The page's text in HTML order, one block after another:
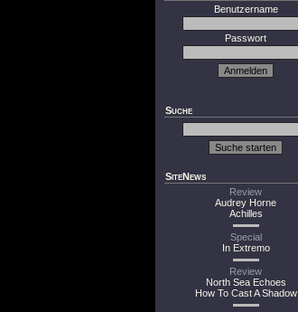
Benutzername
Passwort
Suche
SiteNews
Review
Audrey Horne
Achilles
Special
In Extremo
Review
North Sea Echoes
How To Cast A Shadow